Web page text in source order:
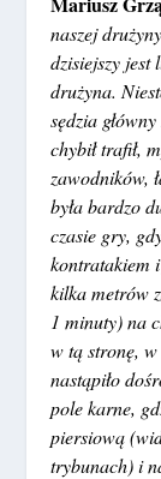
naszej
dzisiejszy jest
drużyna.
sędzia
chybił trafił,
zawodników,
była bardzo
czasie gry,
kontratakiem
kilka metrów
1 minuty) na
w tą stronę,
nastąpiło
pole karne,
piersiową
trybunach) i